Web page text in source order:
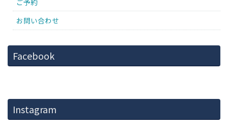
お問い合わせ
Facebook
Instagram